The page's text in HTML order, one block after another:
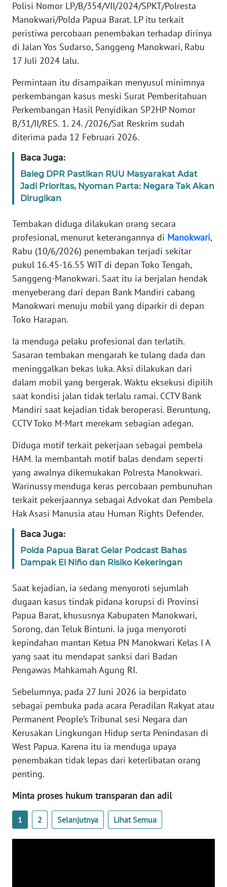
Polisi Nomor LP/B/354/VII/2024/SPKT/Polresta
Manokwari/Polda Papua Barat. LP itu terkait
peristiwa percobaan penembakan terhadap dirinya
di Jalan Yos Sudarso, Sanggeng Manokwari, Rabu
17 Juli 2024 lalu.
Permintaan itu disampaikan menyusul minimnya
perkembangan kasus meski Surat Pemberitahuan
Perkembangan Hasil Penyidikan SP2HP Nomor
B/31/II/RES. 1. 24. /2026/Sat Reskrim sudah
diterima pada 12 Februari 2026.
Baca Juga:
Baleg DPR Pastikan RUU Masyarakat Adat
Jadi Prioritas, Nyoman Parta: Negara Tak Akan
Dirugikan
Tembakan diduga dilakukan orang secara
profesional, menurut keterangannya di Manokwari,
Rabu (10/6/2026) penembakan terjadi sekitar
pukul 16.45-16.55 WIT di depan Toko Tengah,
Sanggeng-Manokwari. Saat itu ia berjalan hendak
menyeberang dari depan Bank Mandiri cabang
Manokwari menuju mobil yang diparkir di depan
Toko Harapan.
Ia menduga pelaku profesional dan terlatih.
Sasaran tembakan mengarah ke tulang dada dan
meninggalkan bekas luka. Aksi dilakukan dari
dalam mobil yang bergerak. Waktu eksekusi dipilih
saat kondisi jalan tidak terlalu ramai. CCTV Bank
Mandiri saat kejadian tidak beroperasi. Beruntung,
CCTV Toko M-Mart merekam sebagian adegan.
Diduga motif terkait pekerjaan sebagai pembela
HAM. Ia membantah motif balas dendam seperti
yang awalnya dikemukakan Polresta Manokwari.
Warinussy menduga keras percobaan pembunuhan
terkait pekerjaannya sebagai Advokat dan Pembela
Hak Asasi Manusia atau Human Rights Defender.
Baca Juga:
Polda Papua Barat Gelar Podcast Bahas
Dampak El Niño dan Risiko Kekeringan
Saat kejadian, ia sedang menyoroti sejumlah
dugaan kasus tindak pidana korupsi di Provinsi
Papua Barat, khususnya Kabupaten Manokwari,
Sorong, dan Teluk Bintuni. Ia juga menyoroti
kepindahan mantan Ketua PN Manokwari Kelas I A
yang saat itu mendapat sanksi dari Badan
Pengawas Mahkamah Agung RI.
Sebelumnya, pada 27 Juni 2026 ia berpidato
sebagai pembuka pada acara Peradilan Rakyat atau
Permanent People’s Tribunal sesi Negara dan
Kerusakan Lingkungan Hidup serta Penindasan di
West Papua. Karena itu ia menduga upaya
penembakan tidak lepas dari keterlibatan orang
penting.
Minta proses hukum transparan dan adil
1 2 Selanjutnya Lihat Semua
KARIR
DISCLAIMER
Wahana
Regional
WN
SUMUT
JAKARTA
WN
JABAR
WN
BANTEN
WN
NTT
WN
KEPRI
PAPUA
WN
PAPUA
BARAT
WN
WN
WN
JAMBI
WN
WN
SULTENG
WN
SULBAR
BABEL
WN
SUMBAR
WN
SUMSEL
WN